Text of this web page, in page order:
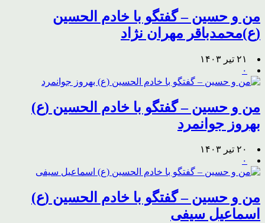
من و حسین – گفتگو با خادم الحسین
(ع)محمدباقر مهران نژاد
۲۱ تیر ۱۴۰۳
۰
من و حسین – گفتگو با خادم الحسین (ع)
بهروز جوانمرد
۲۰ تیر ۱۴۰۳
۰
من و حسین – گفتگو با خادم الحسین (ع)
اسماعیل سیفی